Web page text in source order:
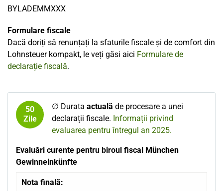
BYLADEMMXXX
Formulare fiscale
Dacă doriți să renunțați la sfaturile fiscale și de comfort din
Lohnsteuer kompakt, le veți găsi aici Formulare de
declarație fiscală.
50
Zile
∅ Durata actuală de procesare a unei
declarații fiscale. Informații privind
evaluarea pentru întregul an 2025.
Evaluări curente pentru biroul fiscal München
Gewinneinkünfte
Nota finală: